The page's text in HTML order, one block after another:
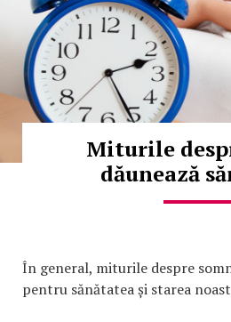
Miturile
dăunează
În general, miturile despre
pentru sănătatea și starea